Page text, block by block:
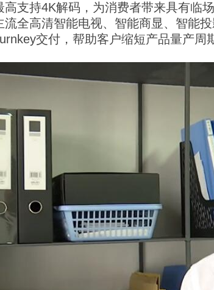
高支持4K解码，为消费者带来具有临
流全高清智能电视、智能商显、智能
交付，帮助客户缩短产品量产周